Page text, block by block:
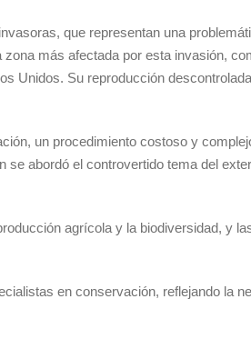
que representan una
más afectada por esta invasión,
Unidos. Su reproducción
un procedimiento costoso y
abordó el controvertido tema del
agrícola y la biodiversidad, y
en conservación, reflejando la